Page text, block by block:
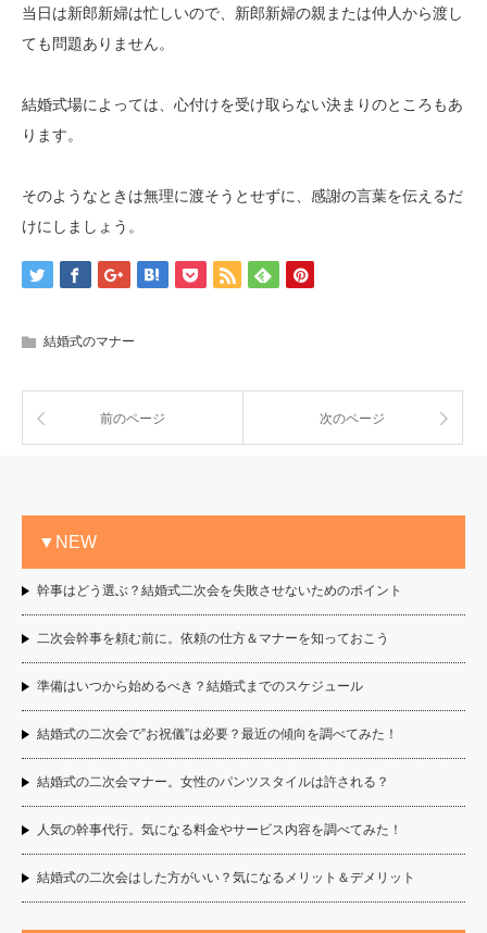
当日は新郎新婦は忙しいので、新郎新婦の親または仲人から渡し
ても問題ありません。
結婚式場によっては、心付けを受け取らない決まりのところもあ
ります。
そのようなときは無理に渡そうとせずに、感謝の言葉を伝えるだ
けにしましょう。
結婚式のマナー
前のページ 次のページ
▼NEW
幹事はどう選ぶ？結婚式二次会を失敗させないためのポイント
二次会幹事を頼む前に。依頼の仕方＆マナーを知っておこう
準備はいつから始めるべき？結婚式までのスケジュール
結婚式の二次会で”お祝儀”は必要？最近の傾向を調べてみた！
結婚式の二次会マナー。女性のパンツスタイルは許される？
人気の幹事代行。気になる料金やサービス内容を調べてみた！
結婚式の二次会はした方がいい？気になるメリット＆デメリット